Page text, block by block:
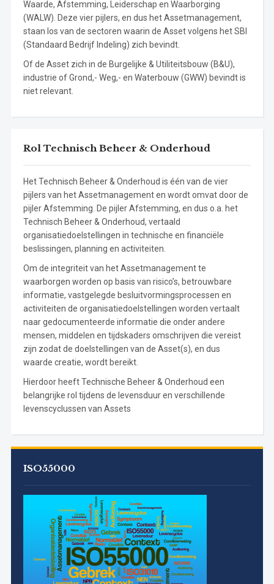
Waarde, Afstemming, Leiderschap en Waarborging
(WALW). Deze vier pijlers, en dus het Assetmanagement,
staan los van de sectoren waarin de Asset volgens het SBI
(Standaard Bedrijf Indeling) zich bevindt.
Of de Asset zich in de Burgelijke & Utiliteitsbouw (B&U),
industrie of Grond,- Weg,- en Waterbouw (GWW) bevindt is
niet relevant.
Rol Technisch Beheer & Onderhoud
Het Technisch Beheer & Onderhoud is één van de vier
pijlers van het Assetmanagement en wordt omvat door de
pijler Afstemming. De pijler Afstemming, en dus o.a. het
Technisch Beheer & Onderhoud, vertaald
organisatiedoelstellingen in technische en financiële
beslissingen, planning en activiteiten.
Om de integriteit van het Assetmanagement te
waarborgen worden op basis van risico’s, betrouwbare
informatie, vastgelegde besluitvormingsprocessen en
activiteiten de organisatiedoelstellingen worden vertaalt
naar gedocumenteerde informatie die onder andere
mensen, middelen en tijdskaders omschrijven die vereist
zijn zodat de doelstellingen van de Asset(s), en dus
waarde creatie, wordt bereikt.
Hierdoor heeft Technische Beheer & Onderhoud een
belangrijke rol tijdens de levensduur en verschillende
levenscyclussen van Assets
ISO55000